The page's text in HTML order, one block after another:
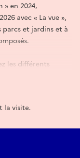
» en 2024,
avec « La vue »,
et jardins et à
les différents
conçus
particulier.
et ouvertures
vers d’autres
sur des
la visite.